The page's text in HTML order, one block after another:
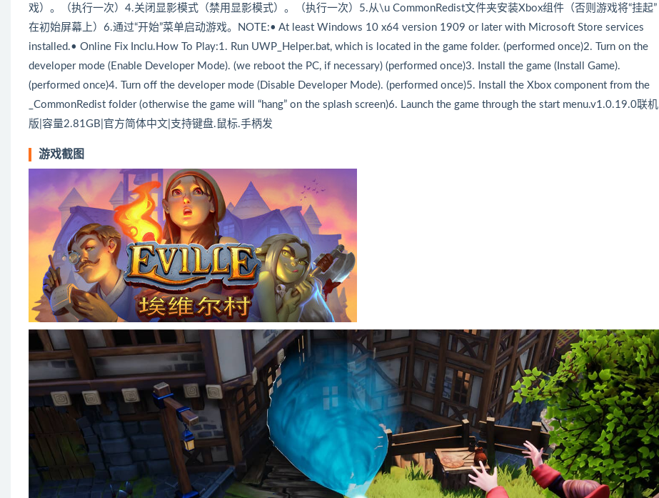
戏）。（执行一次）4.关闭显影模式（禁用显影模式）。（执行一次）5.从\u CommonRedist文件夹安装Xbox组件（否则游戏将“挂起”
在初始屏幕上）6.通过“开始”菜单启动游戏。NOTE:• At least Windows 10 x64 version 1909 or later with Microsoft Store services
installed.• Online Fix Inclu.How To Play:1. Run UWP_Helper.bat, which is located in the game folder. (performed once)2. Turn on the
developer mode (Enable Developer Mode). (we reboot the PC, if necessary) (performed once)3. Install the game (Install Game).
(performed once)4. Turn off the developer mode (Disable Developer Mode). (performed once)5. Install the Xbox component from the
_CommonRedist folder (otherwise the game will “hang” on the splash screen)6. Launch the game through the start menu.v1.0.19.0联机
版|容量2.81GB|官方简体中文|支持键盘.鼠标.手柄发
游戏截图